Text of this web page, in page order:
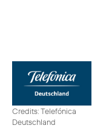
Credits: Telefónica
Deutschland